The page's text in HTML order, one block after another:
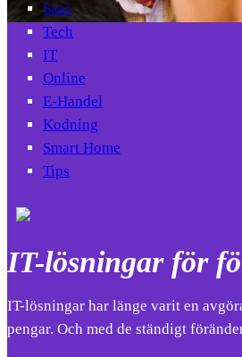
Saas
Tech
IT
Online
E-Handel
Kodning
Smart Home
Tips
IT-lösningar för
IT-lösningar har länge varit en
pengar. Och med de ständigt